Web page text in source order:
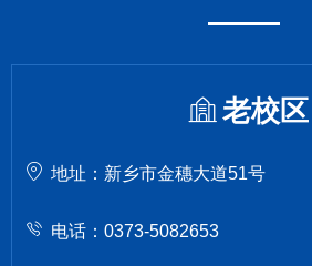
老校区
地址：新乡市金穗大道51号
电话：0373-5082653